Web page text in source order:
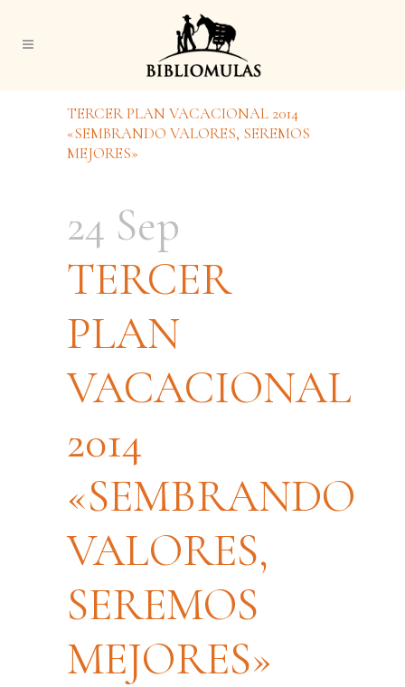
TERCER PLAN VACACIONAL 2014
«SEMBRANDO VALORES, SEREMOS
MEJORES»
24 Sep
TERCER
PLAN
VACACIONAL
2014
«SEMBRANDO
VALORES,
SEREMOS
MEJORES»